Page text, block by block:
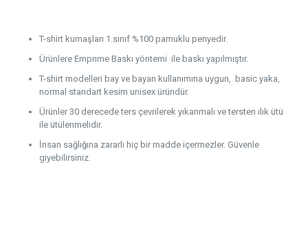
T-shirt kumaşları 1.sınıf %100 pamuklu penyedir.
Ürünlere Emprime Baskı yöntemi ile baskı yapılmıştır.
T-shirt modelleri bay ve bayan kullanımına uygun, basic yaka,
normal standart kesim unisex üründür.
Ürünler 30 derecede ters çevrilerek yıkanmalı ve tersten ılık ütü
ile ütülenmelidir.
İnsan sağlığına zararlı hiç bir madde içermezler. Güvenle
giyebilirsiniz.